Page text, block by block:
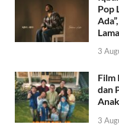
Pop
Lama
3
Film
dan
3